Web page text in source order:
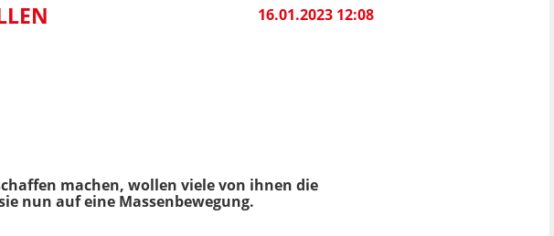
16.01.2023 12:08
machen, wollen viele von ihnen die
nun auf eine Massenbewegung.